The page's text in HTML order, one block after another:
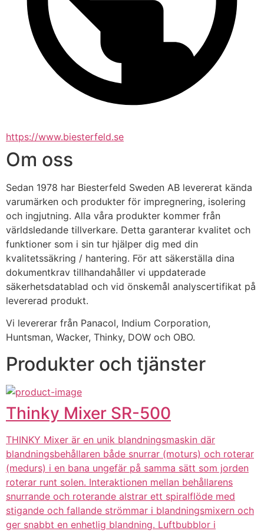
https://www.biesterfeld.se
Om oss
Sedan 1978 har Biesterfeld Sweden AB levererat kända
varumärken och produkter för impregnering, isolering
och ingjutning. Alla våra produkter kommer från
världsledande tillverkare. Detta garanterar kvalitet och
funktioner som i sin tur hjälper dig med din
kvalitetssäkring / hantering. För att säkerställa dina
dokumentkrav tillhandahåller vi uppdaterade
säkerhetsdatablad och vid önskemål analyscertifikat på
levererad produkt.
Vi levererar från Panacol, Indium Corporation,
Huntsman, Wacker, Thinky, DOW och OBO.
Produkter och tjänster
Thinky Mixer SR-500
THINKY Mixer är en unik blandningsmaskin där
blandningsbehållaren både snurrar (moturs) och roterar
(medurs) i en bana ungefär på samma sätt som jorden
roterar runt solen. Interaktionen mellan behållarens
snurrande och roterande alstrar ett spiralflöde med
stigande och fallande strömmar i blandningsmixern och
ger snabbt en enhetlig blandning. Luftbubblor i